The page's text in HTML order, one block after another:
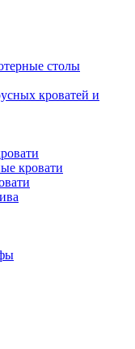
столы
кроватей и
кровати